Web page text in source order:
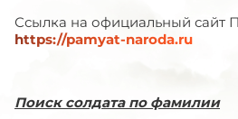
Ссылка на официальный сайт
https://pamyat-naroda.ru
Поиск солдата по фамилии